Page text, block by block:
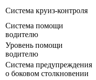
Система круиз-контроля
Система помощи
водителю
Уровень помощи
водителю
Система предупреждения
о боковом столкновении